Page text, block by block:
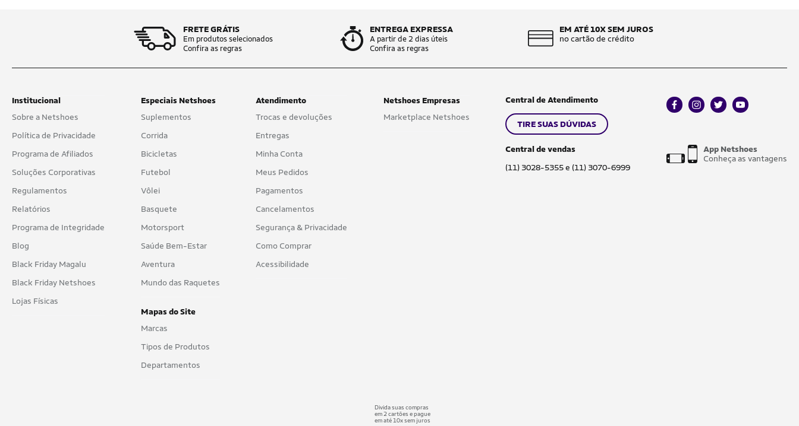
Fisionutri
Fitoway
Fullife
Garden Of Life
FRETE GRÁTIS
Em produtos selecionados
Confira as regras
ENTREGA EXPRESSA
A partir de 2 dias úteis
Confira as regras
EM ATÉ 10X SEM JUROS
no cartão de crédito
Institucional
Sobre a Netshoes
Política de Privacidade
Programa de Afiliados
Soluções Corporativas
Regulamentos
Relatórios
Programa de Integridade
Blog
Black Friday Magalu
Black Friday Netshoes
Lojas Físicas
Especiais Netshoes
Suplementos
Corrida
Bicicletas
Futebol
Vôlei
Basquete
Motorsport
Saúde Bem-Estar
Aventura
Mundo das Raquetes
Mapas do Site
Marcas
Tipos de Produtos
Departamentos
Atendimento
Trocas e devoluções
Entregas
Minha Conta
Meus Pedidos
Pagamentos
Cancelamentos
Segurança & Privacidade
Como Comprar
Acessibilidade
Netshoes Empresas
Marketplace Netshoes
Central de Atendimento
TIRE SUAS DÚVIDAS
Central de vendas
(11) 3028-5355 e (11) 3070-6999
facebookinstagram
twitteryoutube
App Netshoes
Conheça as vantagens
Divida suas compras
em 2 cartões e pague
em até 10x sem juros